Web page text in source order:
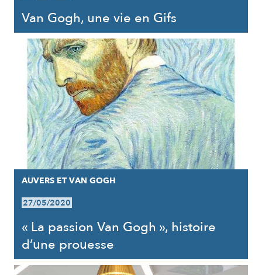
Van Gogh, une vie en Gifs
AUVERS ET VAN GOGH
27/05/2020
« La passion Van Gogh », histoire
d’une prouesse